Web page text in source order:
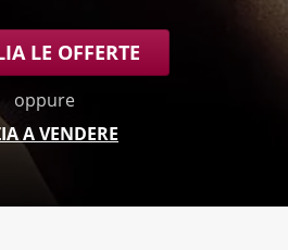
LE OFFERTE
oppure
A VENDERE